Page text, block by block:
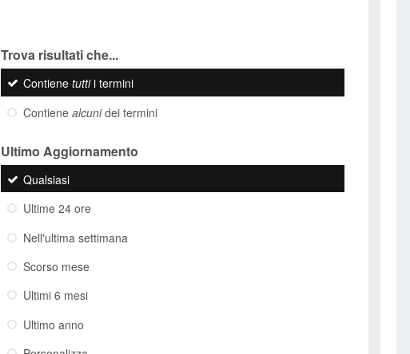
Trova risultati che...
Contiene tuttii termini
Contiene alcunidei termini
Ultimo Aggiornamento
Qualsiasi
Ultime 24 ore
Nell'ultima settimana
Scorso mese
Ultimi 6 mesi
Ultimo anno